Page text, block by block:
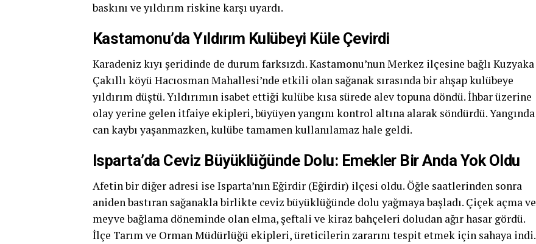
baskını ve yıldırım riskine karşı uyardı.
Kastamonu’da Yıldırım Kulübeyi Küle Çevirdi
Karadeniz kıyı şeridinde de durum farksızdı. Kastamonu’nun Merkez ilçesine bağlı Kuzyaka
Çakıllı köyü Hacıosman Mahallesi’nde etkili olan sağanak sırasında bir ahşap kulübeye
yıldırım düştü. Yıldırımın isabet ettiği kulübe kısa sürede alev topuna döndü. İhbar üzerine
olay yerine gelen itfaiye ekipleri, büyüyen yangını kontrol altına alarak söndürdü. Yangında
can kaybı yaşanmazken, kulübe tamamen kullanılamaz hale geldi.
Isparta’da Ceviz Büyüklüğünde Dolu: Emekler Bir Anda Yok Oldu
Afetin bir diğer adresi ise Isparta’nın Eğirdir (Eğirdir) ilçesi oldu. Öğle saatlerinden sonra
aniden bastıran sağanakla birlikte ceviz büyüklüğünde dolu yağmaya başladı. Çiçek açma ve
meyve bağlama döneminde olan elma, şeftali ve kiraz bahçeleri doludan ağır hasar gördü.
İlçe Tarım ve Orman Müdürlüğü ekipleri, üreticilerin zararını tespit etmek için sahaya indi.